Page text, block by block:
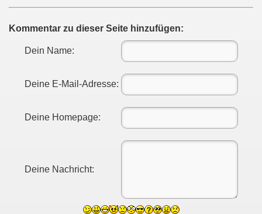
Kommentar zu dieser Seite hinzufügen:
Dein Name:
Deine E-Mail-Adresse:
Deine Homepage:
Deine Nachricht: